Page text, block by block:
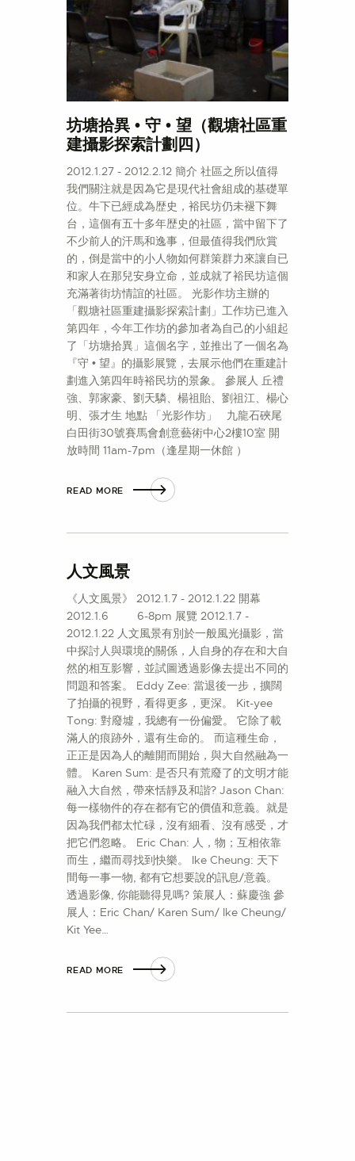
坊塘拾異 • 守 • 望（觀塘社區重
建攝影探索計劃四）
2012.1.27 - 2012.2.12 簡介 社區之所以值得
我們關注就是因為它是現代社會組成的基礎單
位。牛下已經成為歴史，裕民坊仍未褪下舞
台，這個有五十多年歴史的社區，當中留下了
不少前人的汗馬和逸事，但最值得我們欣賞
的，倒是當中的小人物如何群策群力來讓自已
和家人在那兒安身立命，並成就了裕民坊這個
充滿著街坊情誼的社區。 光影作坊主辦的
「觀塘社區重建攝影探索計劃」工作坊已進入
第四年，今年工作坊的參加者為自己的小組起
了「坊塘拾異」這個名字，並推出了一個名為
『守 • 望』的攝影展覽，去展示他們在重建計
劃進入第四年時裕民坊的景象。 參展人 丘禮
強、郭家豪、劉天驎、楊祖貽、劉祖江、楊心
明、張才生 地點 「光影作坊」 九龍石硤尾
白田街30號賽馬會創意藝術中心2樓10室 開
放時間 11am-7pm（逢星期一休館 ）
READ MORE
人文風景
《人文風景》 2012.1.7 - 2012.1.22 開幕
2012.1.6 6-8pm 展覽 2012.1.7 -
2012.1.22 人文風景有別於一般風光攝影，當
中探討人與環境的關係，人自身的存在和大自
然的相互影響，並試圖透過影像去提出不同的
問題和答案。 Eddy Zee: 當退後一步，擴闊
了拍攝的視野，看得更多，更深。 Kit-yee
Tong: 對廢墟，我總有一份偏愛。 它除了載
滿人的痕跡外，還有生命的。 而這種生命，
正正是因為人的離開而開始，與大自然融為一
體。 Karen Sum: 是否只有荒廢了的文明才能
融入大自然，帶來恬靜及和諧? Jason Chan:
每一樣物件的存在都有它的價值和意義。就是
因為我們都太忙碌，沒有細看、沒有感受，才
把它們忽略。 Eric Chan: 人，物；互相依靠
而生，繼而尋找到快樂。 Ike Cheung: 天下
間每一事一物, 都有它想要說的訊息/意義。
透過影像, 你能聽得見嗎? 策展人：蘇慶強 參
展人：Eric Chan/ Karen Sum/ Ike Cheung/
Kit Yee…
READ MORE